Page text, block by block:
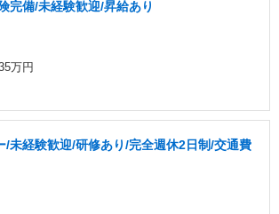
完備/未経験歓迎/昇給あり
万円
/未経験歓迎/研修あり/完全週休2日制/交通費